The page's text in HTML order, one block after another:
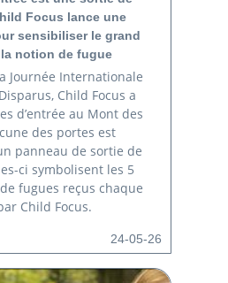
Focus lance une
sensibiliser le grand
notion de fugue
Journée Internationale
Child Focus a
d’entrée au Mont des
des portes est
panneau de sortie de
ci symbolisent les 5
fugues reçus chaque
Child Focus.
24-05-26